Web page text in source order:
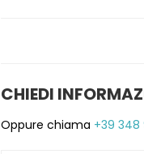
CHIEDI
Oppure chiama +39 348